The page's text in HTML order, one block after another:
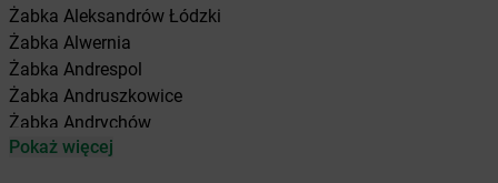
Żabka Aleksandrów Łódzki
Żabka Alwernia
Żabka Andrespol
Żabka Andruszkowice
Żabka Andrychów
Żabka Antonie
Pokaż więcej